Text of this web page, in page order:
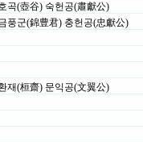
곡(壺谷) 숙헌공(肅獻公)
풍군(錦豊君) 충헌공(忠獻公)
재(桓齋) 문익공(文翼公)